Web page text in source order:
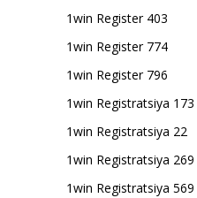
1win Register 403
1win Register 774
1win Register 796
1win Registratsiya 173
1win Registratsiya 22
1win Registratsiya 269
1win Registratsiya 569